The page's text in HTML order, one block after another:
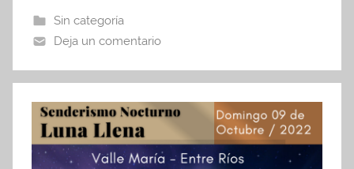
b
o
o
k
A
p
p
tir
Sin categoría
Deja un comentario